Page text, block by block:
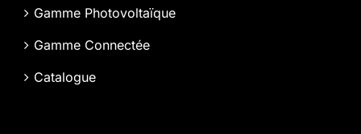
Gamme Photovoltaïque
Gamme Connectée
Catalogue